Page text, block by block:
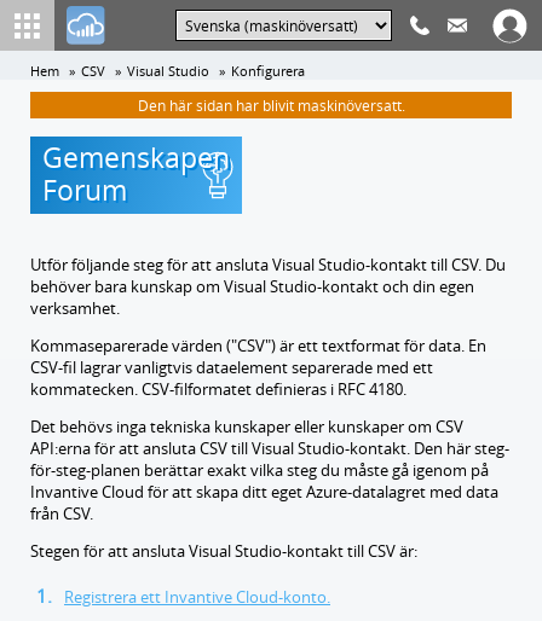
Hem CSV Visual Studio Konfigurera
Den här sidan har blivit maskinöversatt.
Utför följande steg för att ansluta Visual Studio-kontakt till CSV. Du
behöver bara kunskap om Visual Studio-kontakt och din egen
verksamhet.
Kommaseparerade värden ("CSV") är ett textformat för data. En
CSV-fil lagrar vanligtvis dataelement separerade med ett
kommatecken. CSV-filformatet definieras i RFC 4180.
Det behövs inga tekniska kunskaper eller kunskaper om CSV
API:erna för att ansluta CSV till Visual Studio-kontakt. Den här steg-
för-steg-planen berättar exakt vilka steg du måste gå igenom på
Invantive Cloud för att skapa ditt eget Azure-datalagret med data
från CSV.
Stegen för att ansluta Visual Studio-kontakt till CSV är:
Registrera ett Invantive Cloud-konto.
Gemenskapen
Forum